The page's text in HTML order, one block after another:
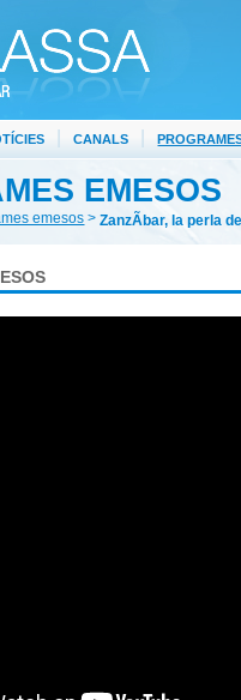
CANALS
EMESOS
emesos > ZanzÃ­bar, la perla